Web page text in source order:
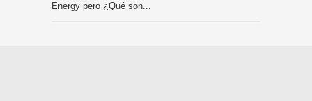
Energy pero ¿Qué son...